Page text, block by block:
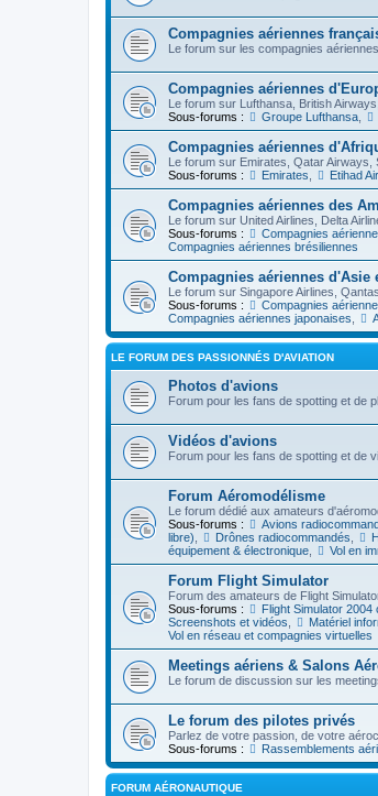
Compagnies aériennes
Le forum sur les compagnies
Compagnies aériennes
Le forum sur Lufthansa, British
Sous-forums :
Groupe Lufthansa,
Compagnies aériennes
Le forum sur Emirates, Qatar Airways,
Sous-forums :
Emirates Etihad
Compagnies aériennes des
Le forum sur United Airlines, Delta
Sous-forums :
Compagnies
Compagnies aériennes brésiliennes
Compagnies aériennes d'Asie
Le forum sur Singapore Airlines,
Sous-forums :
Compagnies
Compagnies aériennes japonaises
LE FORUM DES PASSIONNÉS D'AVIATION
Photos d'avions
Forum pour les fans de spotting et de
Vidéos d'avions
Forum pour les fans de spotting et de
Forum Aéromodélisme
Le forum dédié aux amateurs
Sous-forums :
Avions
libre)
Drônes radiocommandés
équipement & électronique
Vol en
Forum Flight Simulator
Forum des amateurs de Flight
Sous-forums :
Flight Simulator 2004
Screenshots et vidéos
Matériel
Vol en réseau et compagnies virtuelles
Meetings aériens & Salons
Le forum de discussion sur les
Le forum des pilotes privés
Parlez de votre passion, de votre
Sous-forums :
Rassemblements
FORUM AÉRONAUTIQUE